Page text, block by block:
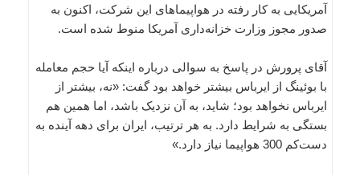
آمریکایی به کار رفته در هواپیماهای این شرکت، اکنون به
صدور مجوز وزارت خزانه‌داری آمریکا منوط شده است.
آقای پرورش در پاسخ به سوالی درباره اینکه آیا حجم معامله
با بوئینگ از ایرباس بیشتر خواهد بود گفت: «نه، بیشتر از
ایرباس نخواهد بود؛ شاید، به آن نزدیک باشد، اما همین هم
بستگی به شرایط دارد. به هر ترتیب، ایران برای دهه آینده به
دست‌کم 300 هواپیما نیاز دارد.»